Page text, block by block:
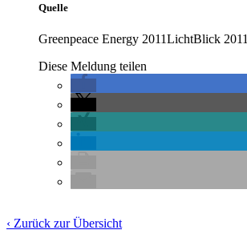
Quelle
Greenpeace Energy 2011LichtBlick 2011
Diese Meldung teilen
‹ Zurück zur Übersicht